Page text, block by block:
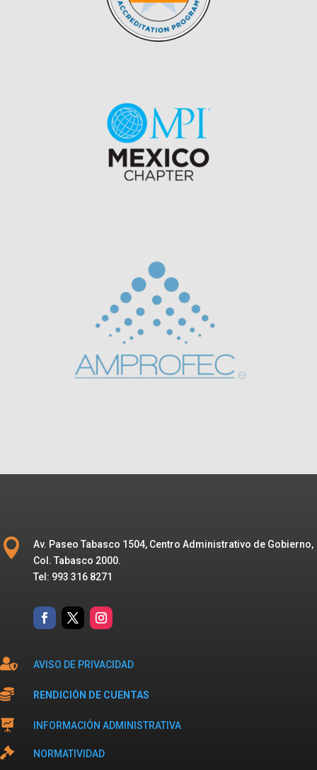

Av. Paseo Tabasco 1504, Centro Administrativo de Gobierno,
Col. Tabasco 2000.
Tel: 993 316 8271
 AVISO DE PRIVACIDAD
 RENDICIÓN DE CUENTAS
 INFORMACIÓN ADMINISTRATIVA
 NORMATIVIDAD